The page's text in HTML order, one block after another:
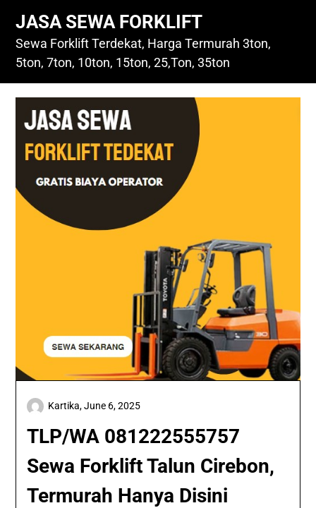
content
JASA SEWA FORKLIFT
Sewa Forklift Terdekat, Harga Termurah 3ton,
5ton, 7ton, 10ton, 15ton, 25,Ton, 35ton
TLP/WA 081222555757
Sewa Forklift Talun Cirebon,
Termurah Hanya Disini
Kartika,June 6, 2025